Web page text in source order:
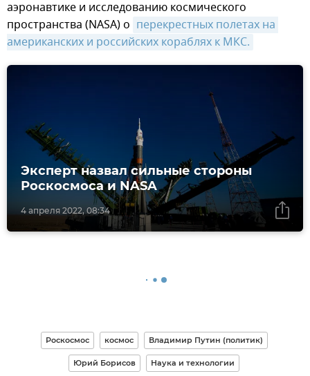
аэронавтике и исследованию космического
пространства (NASA) о перекрестных полетах на
американских и российских кораблях к МКС.
4 апреля 2022, 08:34
Эксперт назвал сильные стороны
Роскосмоса и NASA
Роскосмос космос Владимир Путин (политик)
Юрий Борисов Наука и технологии